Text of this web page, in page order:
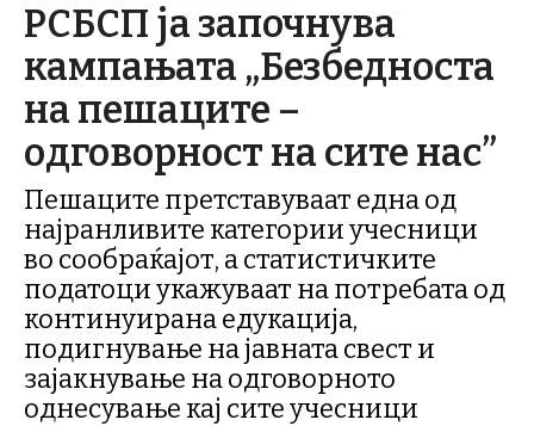
РСБСП ја започнува
кампањата „Безбедноста
на пешаците –
одговорност на сите нас”
Пешаците претставуваат една од
најранливите категории учесници
во сообраќајот, а статистичките
податоци укажуваат на потребата од
континуирана едукација,
подигнување на јавната свест и
зајакнување на одговорното
однесување кај сите учесници